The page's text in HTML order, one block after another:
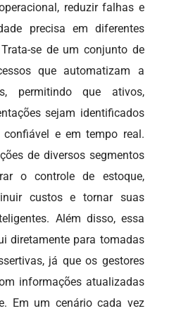
reduzir falhas e
precisa em diferentes
se de um conjunto de
que automatizam a
permitindo que ativos,
sejam identificados
confiável e em tempo real.
de diversos segmentos
o controle de estoque,
custos e tornar suas
Além disso, essa
diretamente para tomadas
já que os gestores
informações atualizadas
Em um cenário cada vez